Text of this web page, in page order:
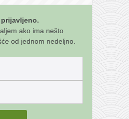
ako ima nešto
od jednom nedeljno.